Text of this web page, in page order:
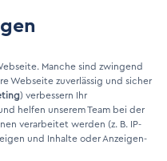
LinkIn Link
Manche sind zwingend
Webseite zuverlässig und sicher
) verbessern Ihr
helfen unserem Team bei der
verarbeitet werden (z. B. IP-
und Inhalte oder Anzeigen-